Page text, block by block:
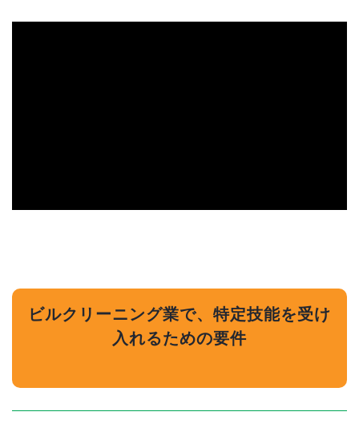
ビルクリーニング業で、特定技能を受け
入れるための要件